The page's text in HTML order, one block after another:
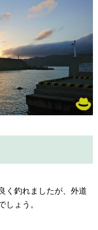
く釣れましたが、外道
しょう。